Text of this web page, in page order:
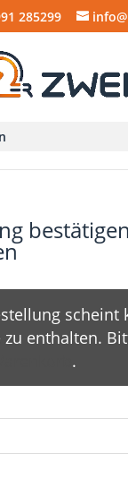
285299
scheint
zu enthalten.
.